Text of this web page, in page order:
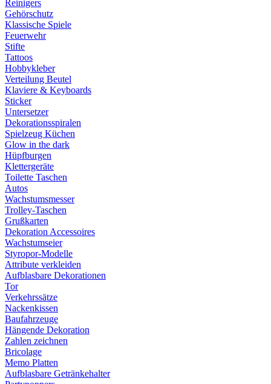
Reinigers
Gehörschutz
Klassische Spiele
Feuerwehr
Stifte
Tattoos
Hobbykleber
Verteilung Beutel
Klaviere & Keyboards
Sticker
Untersetzer
Dekorationsspiralen
Spielzeug Küchen
Glow in the dark
Hüpfburgen
Klettergeräte
Toilette Taschen
Autos
Wachstumsmesser
Trolley-Taschen
Grußkarten
Dekoration Accessoires
Wachstumseier
Styropor-Modelle
Attribute verkleiden
Aufblasbare Dekorationen
Tor
Verkehrssätze
Nackenkissen
Baufahrzeuge
Hängende Dekoration
Zahlen zeichnen
Bricolage
Memo Platten
Aufblasbare Getränkehalter